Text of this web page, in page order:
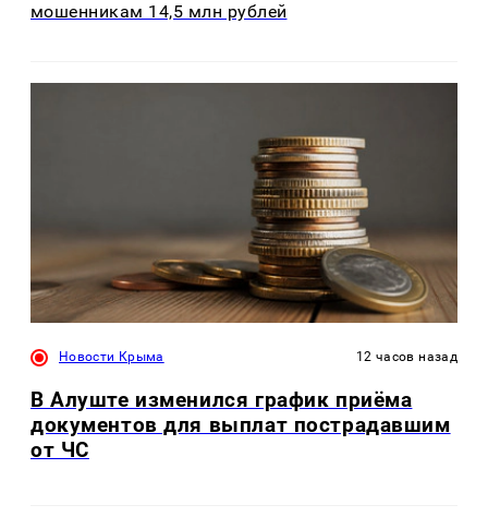
мошенникам 14,5 млн рублей
Новости Крыма 12 часов назад
В Алуште изменился график приёма
документов для выплат пострадавшим
от ЧС